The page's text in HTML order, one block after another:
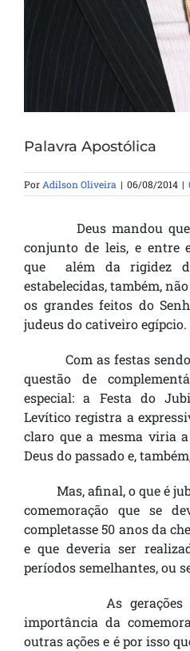
Palavra Apostólica
Por Adilson Oliveira | 06/08/2014 |
Deus mandou que
conjunto de leis, e entre
que além da rigidez
estabelecidas, também,
os grandes feitos do
judeus do cativeiro egípcio.
Com as festas sendo
questão de
especial: a Festa do
Levítico registra a
claro que a mesma viria
Deus do passado e,
Mas, afinal, o que é
comemoração que se
completasse 50 anos da
e que deveria ser
períodos semelhantes, ou
As gerações
importância da
outras ações e é por isso